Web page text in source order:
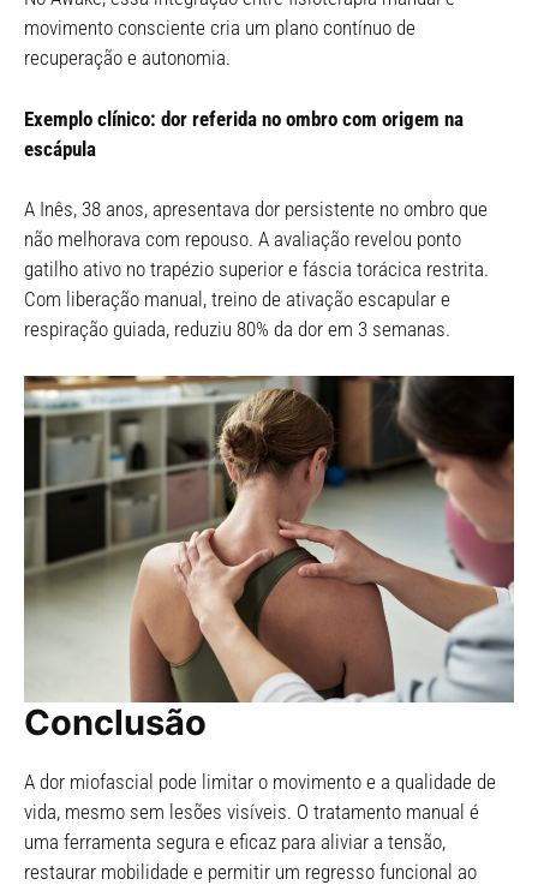
movimento consciente cria um plano contínuo de
recuperação e autonomia.
Exemplo clínico: dor referida no ombro com origem na
escápula
A Inês, 38 anos, apresentava dor persistente no ombro que
não melhorava com repouso. A avaliação revelou ponto
gatilho ativo no trapézio superior e fáscia torácica restrita.
Com liberação manual, treino de ativação escapular e
respiração guiada, reduziu 80% da dor em 3 semanas.
Conclusão
A dor miofascial pode limitar o movimento e a qualidade de
vida, mesmo sem lesões visíveis. O tratamento manual é
uma ferramenta segura e eficaz para aliviar a tensão,
restaurar mobilidade e permitir um regresso funcional ao